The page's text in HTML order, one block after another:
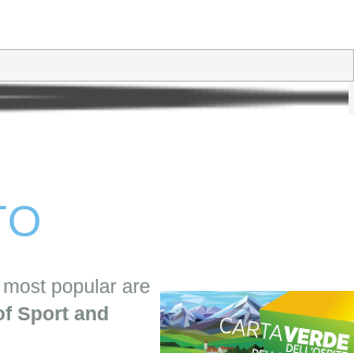
popular are
Sport and